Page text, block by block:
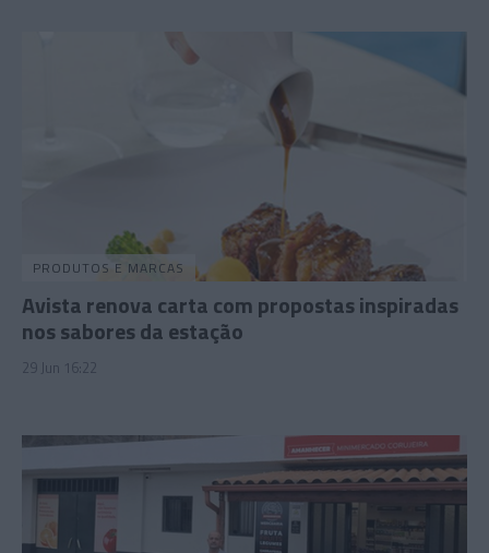
PRODUTOS E MARCAS
Avista renova carta com propostas inspiradas
nos sabores da estação
29 Jun 16:22